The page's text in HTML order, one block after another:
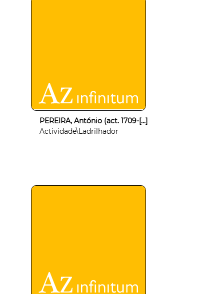
PEREIRA, António (act. 1709-[...]
Actividade\Ladrilhador